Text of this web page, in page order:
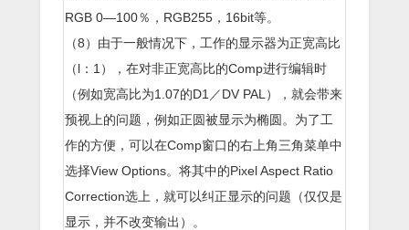
RGB 0—100％，RGB255，16bit等。
（8）由于一般情况下，工作的显示器为正宽高比
（l：1），在对非正宽高比的Comp进行编辑时
（例如宽高比为1.07的D1／DV PAL），就会带来
预视上的问题，例如正圆被显示为椭圆。为了工
作的方便，可以在Comp窗口的右上角三角菜单中
选择View Options。将其中的Pixel Aspect Ratio
Correction选上，就可以纠正显示的问题（仅仅是
显示，并不改变输出）。